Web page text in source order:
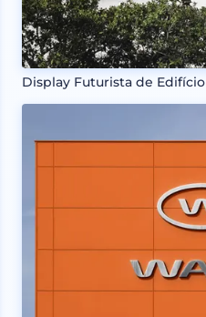
Display Futurista de Edifício